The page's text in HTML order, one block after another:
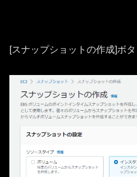
[スナップショットの作成]ボ